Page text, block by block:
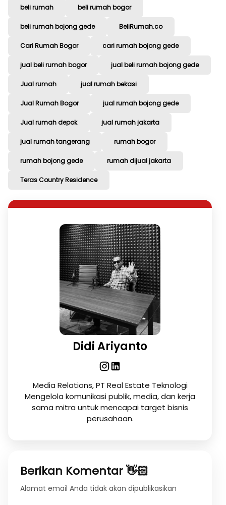
beli rumah beli rumah bogor
beli rumah bojong gede BeliRumah.co
Cari Rumah Bogor cari rumah bojong gede
jual beli rumah bogor jual beli rumah bojong gede
Jual rumah jual rumah bekasi
Jual Rumah Bogor jual rumah bojong gede
Jual rumah depok jual rumah jakarta
jual rumah tangerang rumah bogor
rumah bojong gede rumah dijual jakarta
Teras Country Residence
Didi Ariyanto
Media Relations, PT Real Estate Teknologi
Mengelola komunikasi publik, media, dan kerja
sama mitra untuk mencapai target bisnis
perusahaan.
Berikan Komentar 👋🏻
Alamat email Anda tidak akan dipublikasikan